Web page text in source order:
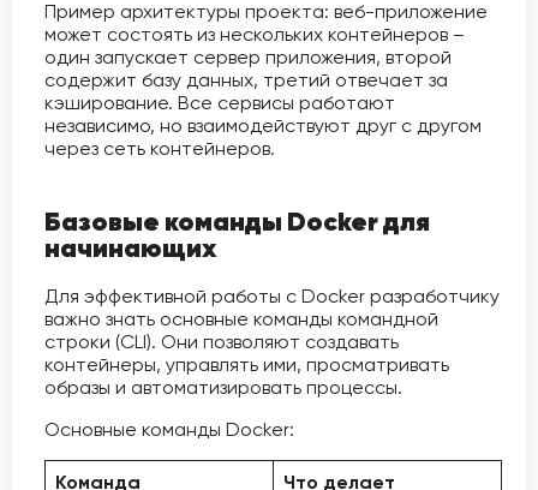
Пример архитектуры проекта: веб-приложение
может состоять из нескольких контейнеров –
один запускает сервер приложения, второй
содержит базу данных, третий отвечает за
кэширование. Все сервисы работают
независимо, но взаимодействуют друг с другом
через сеть контейнеров.
Базовые команды Docker для
начинающих
Для эффективной работы с Docker разработчику
важно знать основные команды командной
строки (CLI). Они позволяют создавать
контейнеры, управлять ими, просматривать
образы и автоматизировать процессы.
Основные команды Docker:
Команда Что делает